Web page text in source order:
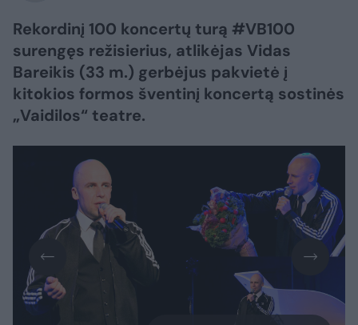
Rekordinį 100 koncertų turą #VB100
surengęs režisierius, atlikėjas Vidas
Bareikis (33 m.) gerbėjus pakvietė į
kitokios formos šventinį koncertą sostinės
„Vaidilos“ teatre.